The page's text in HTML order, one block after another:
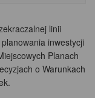
linii
inwestycji
Planach
o Warunkach